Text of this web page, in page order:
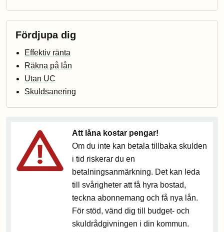
Fördjupa dig
Effektiv ränta
Räkna på lån
Utan UC
Skuldsanering
Att låna kostar pengar!
Om du inte kan betala tillbaka skulden
i tid riskerar du en
betalningsanmärkning. Det kan leda
till svårigheter att få hyra bostad,
teckna abonnemang och få nya lån.
För stöd, vänd dig till budget- och
skuldrådgivningen i din kommun.